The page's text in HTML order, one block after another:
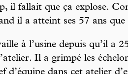
il fallait que ça explose.
il a atteint ses 57 ans
à l’usine depuis qu’il a
Il a grimpé les